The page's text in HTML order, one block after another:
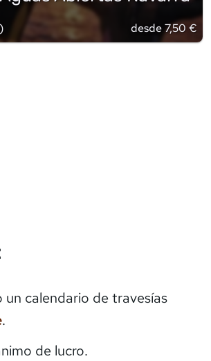
) desde 7,50 €
un calendario de travesías
.
de lucro.